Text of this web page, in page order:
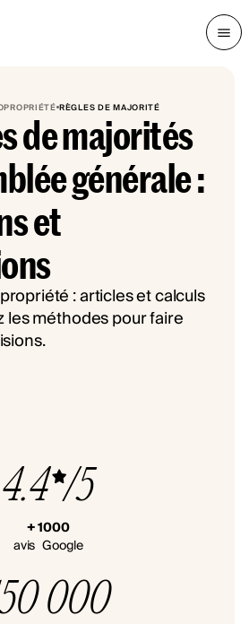
RÈGLES DE MAJORITÉ
de majorités
générale :
et
4.4 /5
+ 1000
avis Google
000